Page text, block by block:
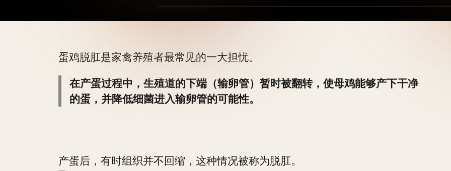
蛋鸡脱肛是家禽养殖者最常见的一大担忧。
在产蛋过程中，生殖道的下端（输卵管）暂时被翻转，使母鸡能够产下干净
的蛋，并降低细菌进入输卵管的可能性。
产蛋后，有时组织并不回缩，这种情况被称为脱肛。